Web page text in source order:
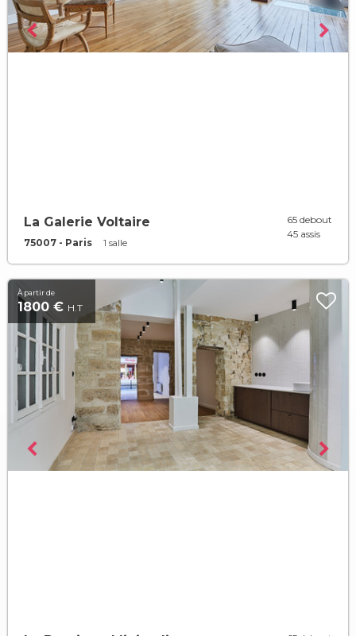
La Galerie Voltaire
75007 - Paris 1 salle
65 debout
45 assis
À partir de
1800 € H.T